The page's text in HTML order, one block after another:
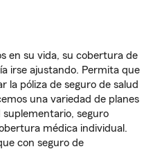
en su vida, su cobertura de
irse ajustando. Permita que
la póliza de seguro de salud
una variedad de planes
suplementario, seguro
médica individual.
con seguro de